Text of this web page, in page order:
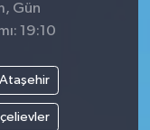
Gün
19:10
Ataşehir